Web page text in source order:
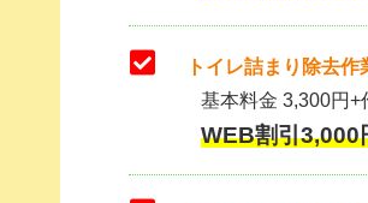
トイレ詰まり除去
基本料金 3,300円+
WEB割引3,000